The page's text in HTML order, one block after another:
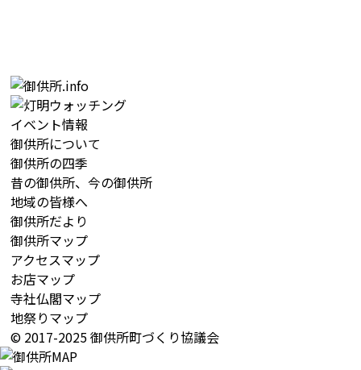
イベント情報
御供所について
御供所の四季
昔の御供所、今の御供所
地域の皆様へ
御供所だより
御供所マップ
アクセスマップ
お店マップ
寺社仏閣マップ
地祭りマップ
© 2017-2025 御供所町づくり協議会